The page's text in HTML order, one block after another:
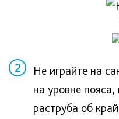
2
Не играйте на
на уровне
раструба об